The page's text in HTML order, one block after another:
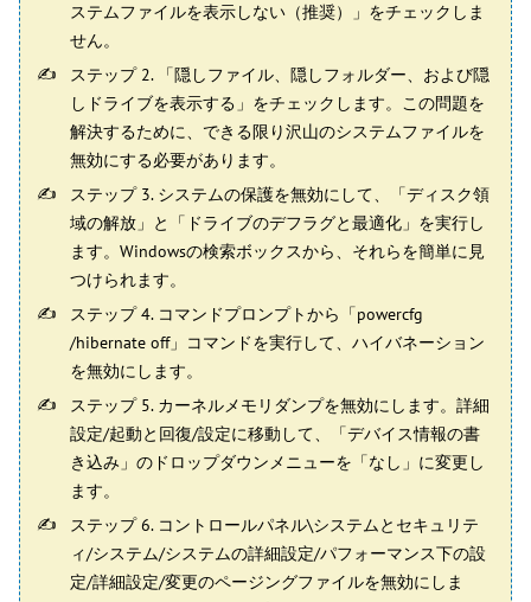
ステムファイルを表示しない（推奨）」をチェックしま
せん。
ステップ 2. 「隠しファイル、隠しフォルダー、および隠
しドライブを表示する」をチェックします。この問題を
解決するために、できる限り沢山のシステムファイルを
無効にする必要があります。
ステップ 3. システムの保護を無効にして、「ディスク領
域の解放」と「ドライブのデフラグと最適化」を実行し
ます。Windowsの検索ボックスから、それらを簡単に見
つけられます。
ステップ 4. コマンドプロンプトから「powercfg
/hibernate off」コマンドを実行して、ハイバネーション
を無効にします。
ステップ 5. カーネルメモリダンプを無効にします。詳細
設定/起動と回復/設定に移動して、「デバイス情報の書
き込み」のドロップダウンメニューを「なし」に変更し
ます。
ステップ 6. コントロールパネル\システムとセキュリテ
ィ/システム/システムの詳細設定/パフォーマンス下の設
定/詳細設定/変更のページングファイルを無効にしま